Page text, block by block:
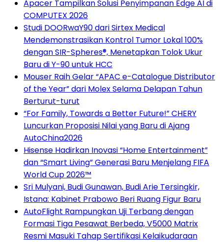
Apacer Tampilkan Solusi Penyimpanan Edge AI di
COMPUTEX 2026
Studi DOORwaY90 dari Sirtex Medical
Mendemonstrasikan Kontrol Tumor Lokal 100%
dengan SIR-Spheres®, Menetapkan Tolok Ukur
Baru di Y-90 untuk HCC
Mouser Raih Gelar “APAC e-Catalogue Distributor
of the Year” dari Molex Selama Delapan Tahun
Berturut-turut
“For Family, Towards a Better Future!” CHERY
Luncurkan Proposisi Nilai yang Baru di Ajang
AutoChina2026
Hisense Hadirkan Inovasi “Home Entertainment”
dan “Smart Living” Generasi Baru Menjelang FIFA
World Cup 2026™
Sri Mulyani, Budi Gunawan, Budi Arie Tersingkir,
Istana: Kabinet Prabowo Beri Ruang Figur Baru
AutoFlight Rampungkan Uji Terbang dengan
Formasi Tiga Pesawat Berbeda, V5000 Matrix
Resmi Masuki Tahap Sertifikasi Kelaikudaraan